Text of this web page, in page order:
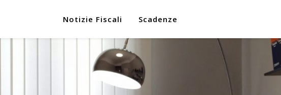
Notizie Fiscali Scadenze